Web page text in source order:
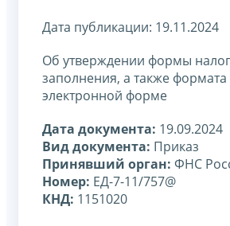
Дата публикации: 19.11.2024
Об утверждении формы
заполнения, а также
электронной форме
Дата документа: 19.09.2024
Вид документа: Приказ
Принявший орган: ФНС
Номер: ЕД-7-11/757@
КНД: 1151020